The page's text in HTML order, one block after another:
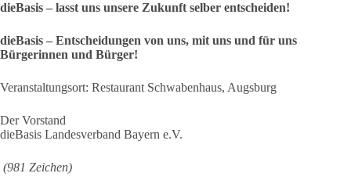
dieBasis – lasst uns unsere Zukunft selber entscheiden!
dieBasis – Entscheidungen von uns, mit uns und für uns
Bürgerinnen und Bürger!
Veranstaltungsort: Restaurant Schwabenhaus, Augsburg
Der Vorstand
dieBasis Landesverband Bayern e.V.
(981 Zeichen)